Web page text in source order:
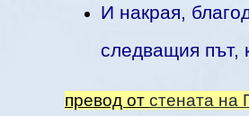
И накрая,
следващия
превод от стената на